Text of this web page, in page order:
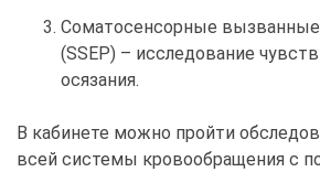
Соматосенсорные
(SSEP) – исследование
осязания.
В кабинете можно пройти
всей системы кровообращения с